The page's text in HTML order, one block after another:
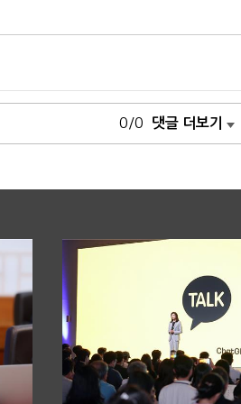
0/0 댓글 더보기